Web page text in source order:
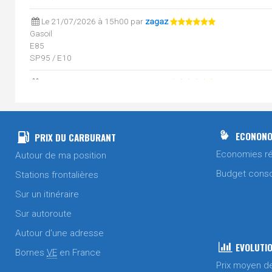
Le 21/07/2026 à 15h00 par zagaz
Gasoil
E85
SP95 / E10
Sans plomb 98
E85
Le 17/07/2026 à 11h07 par
E85
SP95 / E10
Le 17/07/2026 à 11h07 par
PRIX DU CARBURANT
Autour de ma position
Stations frontalières
Sur un itinéraire
Sur autoroute
Autour d'une adresse
Bornes VE en France
Economies
Budget
Prix moyen